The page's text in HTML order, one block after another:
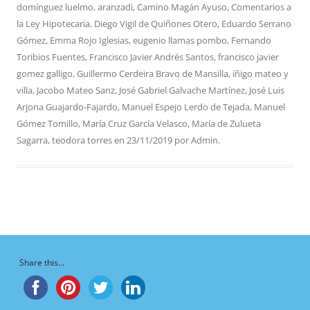
domínguez luelmo,aranzadi,Camino Magán Ayuso,Comentarios a
la Ley Hipotecaria, Diego Vigil de Quiñones Otero, Eduardo Serrano
Gómez, Emma Rojo Iglesias,eugenio llamas pombo, Fernando
Toribios Fuentes, Francisco Javier Andrés Santos,francisco javier
gomez galligo,Guillermo Cerdeira Bravo de Mansilla, íñigo mateo y
villa, Jacobo Mateo Sanz, José Gabriel Galvache Martínez, José Luis
Arjona Guajardo-Fajardo, Manuel Espejo Lerdo de Tejada, Manuel
Gómez Tomillo, María Cruz García Velasco, María de Zulueta
Sagarra,teodora torresen 23/11/2019 porAdmin.
Share this...